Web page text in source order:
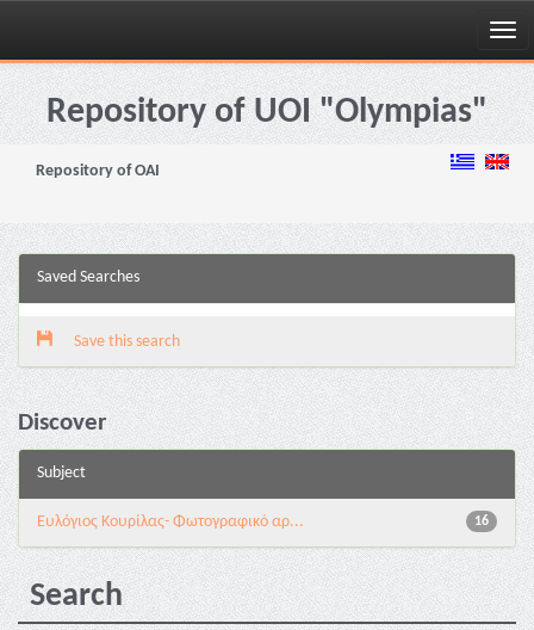
Skip
navigationRepository of UOI "Olympias"
Repository of OAI
Saved Searches
Save this search
Discover
Subject
16
Ευλόγιος Κουρίλας- Φωτογραφικό αρ...
Search